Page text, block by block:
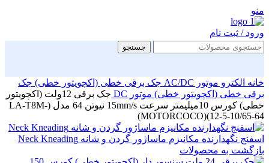
منو
ورود / ثبت نام
جستجو
خانه الکترو موتور AC/DC جک برقی خطی (اکچویتور خطی) جک
برقی خطی (اکچویتور خطی) موتور DC
جک برقی 12ولت (اکچویتور
خطی) کورس 10میلیمتر سرعت 15mm/s نیوتن 64 مدل (LA-T8M-
12-5-10/65-64)(MOTORCOCO)
اسفنج نگهدارنده مکانیزم ماساژور گردن و شانه Neck Kneading
بازگشت به محصولات